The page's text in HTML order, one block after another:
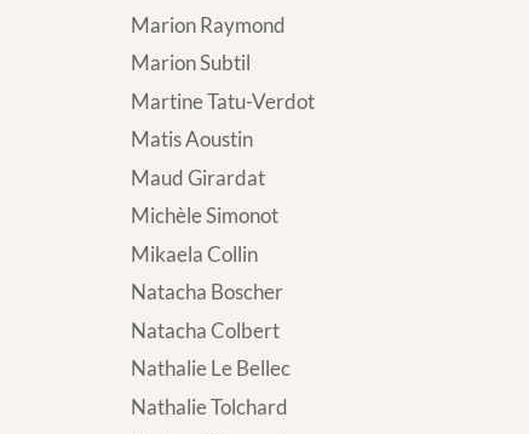
Marion Raymond
Marion Subtil
Martine Tatu-Verdot
Matis Aoustin
Maud Girardat
Michèle Simonot
Mikaela Collin
Natacha Boscher
Natacha Colbert
Nathalie Le Bellec
Nathalie Tolchard